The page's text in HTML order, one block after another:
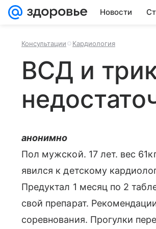
Новости
Консультации Кардиология
ВСД и
анонимно
Пол мужской. 17 лет. вес
явился к детскому
Предуктал 1 месяц по 2
свой препарат.
соревнования. Прогулки